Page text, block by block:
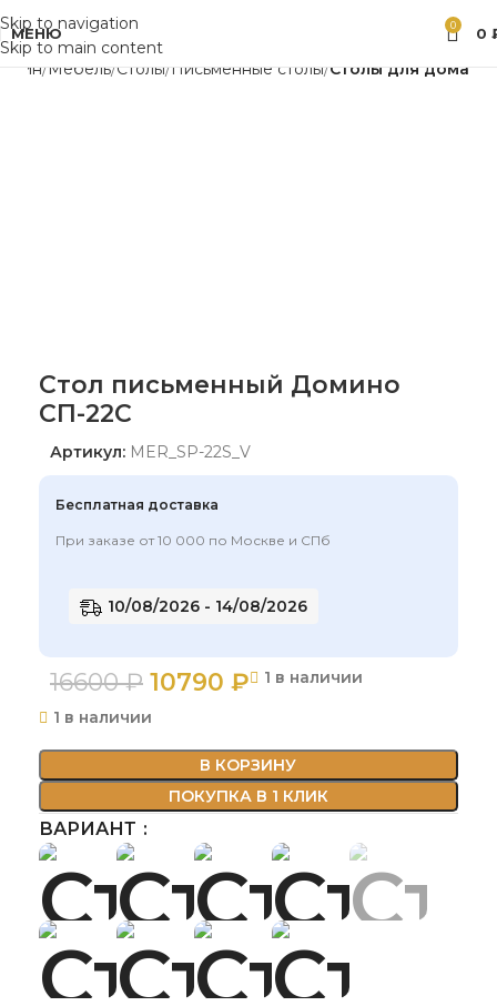
Skip to navigation
Skip to main content
МЕНЮ 0 0
Мебель Столы Письменные столы Столы для дома
Стол письменный Домино
СП-22С
Артикул: MER_SP-22S_V
Бесплатная доставка
При заказе от 10 000 по Москве и СПб
10/08/2026 - 14/08/2026
16600₽ 10790 ₽
1 в наличии
1 в наличии
В КОРЗИНУ
ПОКУПКА В 1 КЛИК
ВАРИАНТ